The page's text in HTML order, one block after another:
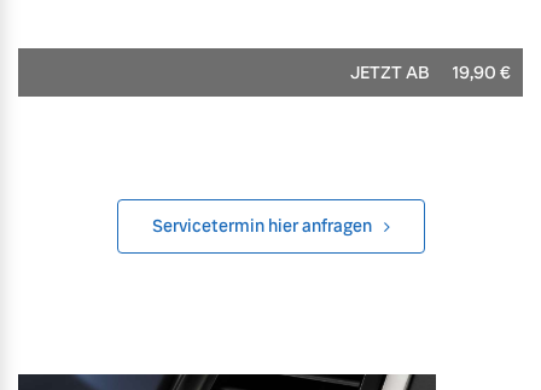
JETZT AB 19,90 €
Servicetermin hier anfragen